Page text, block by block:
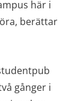
här i
berättar
gånger i